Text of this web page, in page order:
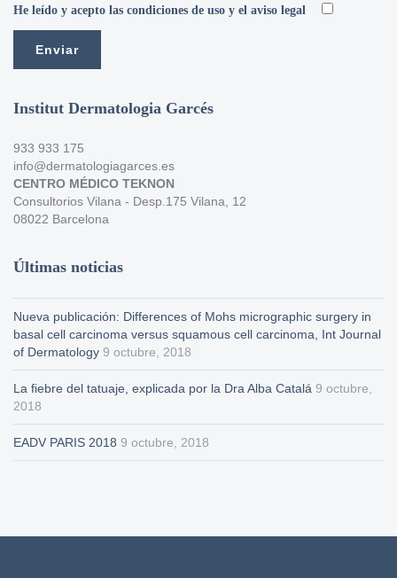
He leído y acepto las condiciones de uso y el aviso legal
Institut Dermatologia Garcés
933 933 175
info@dermatologiagarces.es
CENTRO MÉDICO TEKNON
Consultorios Vilana - Desp.175 Vilana, 12
08022 Barcelona
Últimas noticias
Nueva publicación: Differences of Mohs micrographic surgery in
basal cell carcinoma versus squamous cell carcinoma, Int Journal
of Dermatology 9 octubre, 2018
La fiebre del tatuaje, explicada por la Dra Alba Catalá 9 octubre,
2018
EADV PARIS 2018 9 octubre, 2018